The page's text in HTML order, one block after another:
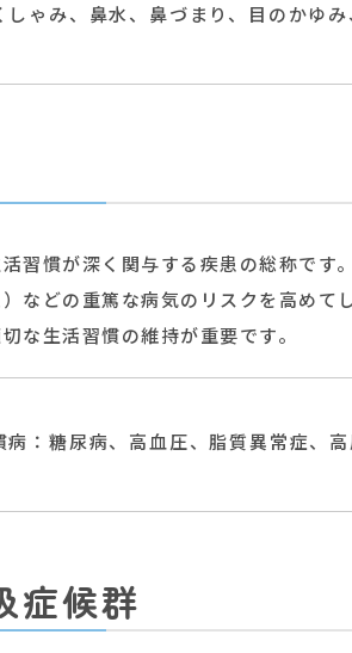
しゃみ、鼻水、鼻づまり、目のかゆ
習慣が深く関与する疾患の総称で
などの重篤な病気のリスクを高め
な生活習慣の維持が重要です。
病：糖尿病、高血圧、脂質異常症、
症候群